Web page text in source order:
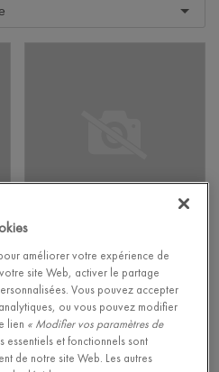
Merbau
SOL STRATIFIÉ -
ELIGNA
EL996
32,95 €/m²
Prix de détail recommandé (PDR)
améliorer votre expérience de
site Web, activer le partage
Vous pouvez accepter
ou vous pouvez modifier
lien « Modifier vos paramètres de
essentiels et fonctionnels sont
de notre site Web. Les autres